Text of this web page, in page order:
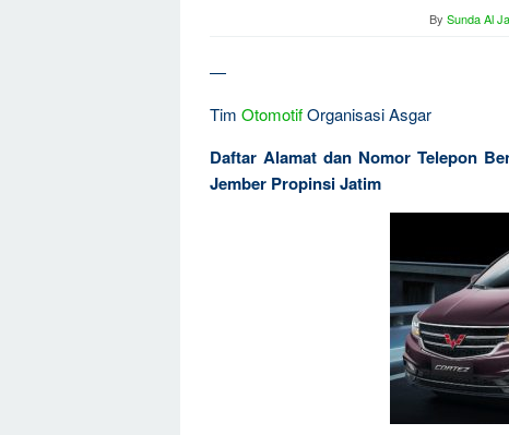
By Sunda Al
—
Tim OtomotifOrganisasi Asgar
Daftar Alamat dan Nomor Telepon
Jember Propinsi Jatim